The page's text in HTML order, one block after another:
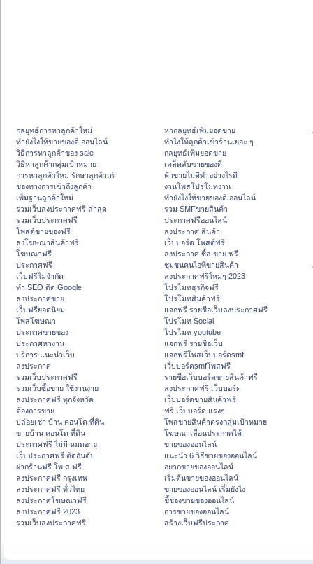
กลยุทธ์การหาลูกค้าใหม่
ทํายังไงให้ขายของดี ออนไลน์
วิธีการหาลูกค้าของ sale
วิธีหาลูกค้ากลุ่มเป้าหมาย
การหาลูกค้าใหม่ รักษาลูกค้าเก่า
ช่องทางการเข้าถึงลูกค้า
เพิ่มฐานลูกค้าใหม่
รวมเว็บลงประกาศฟรี ล่าสุด
รวมเว็บประกาศฟรี
โพสต์ขายของฟรี
ลงโฆษณาสินค้าฟรี
โฆษณาฟรี
ประกาศฟรี
เว็บฟรีไม่จำกัด
ทำ SEO ติด Google
ลงประกาศขาย
เว็บฟรียอดนิยม
โพสโฆษณา
ประกาศขายของ
ประกาศหางาน
บริการ แนะนำเว็บ
ลงประกาศ
รวมเว็บประกาศฟรี
รวมเว็บซื้อขาย ใช้งานง่าย
ลงประกาศฟรี ทุกจังหวัด
ต้องการขาย
ปล่อยเช่า บ้าน คอนโด ที่ดิน
ขายบ้าน คอนโด ที่ดิน
ประกาศฟรี ไม่มี หมดอายุ
เว็บประกาศฟรี ติดอันดับ
ฝากร้านฟรี โพ ส ฟรี
ลงประกาศฟรี กรุงเทพ
ลงประกาศฟรี ทั่วไทย
ลงประกาศโฆษณาฟรี
ลงประกาศฟรี 2023
รวมเว็บลงประกาศฟรี
หากลยุทธ์เพิ่มยอดขาย
ทําไงให้ลูกค้าเข้าร้านเยอะ ๆ
กลยุทธ์เพิ่มยอดขาย
เคล็ดลับขายของดี
ค้าขายไม่ดีทำอย่างไรดี
งานโพสโปรโมทงาน
ทํายังไงให้ขายของดี ออนไลน์
รวม SMFขายสินค้า
ประกาศฟรีออนไลน์
ลงประกาศ สินค้า
เว็บบอร์ด โพสต์ฟรี
ลงประกาศ ซื้อ-ขาย ฟรี
ชุมชนคนไอทีขายสินค้า
ลงประกาศฟรีใหม่ๆ 2023
โปรโมทธุรกิจฟรี
โปรโมทสินค้าฟรี
แจกฟรี รายชื่อเว็บลงประกาศฟรี
โปรโมท Social
โปรโมท youtube
แจกฟรี รายชื่อเว็บ
แจกฟรีโพสเว็บบอร์ดsmf
เว็บบอร์ดsmfโพสฟรี
รายชื่อเว็บบอร์ดขายสินค้าฟรี
ลงประกาศฟรี เว็บบอร์ด
เว็บบอร์ดขายสินค้าฟรี
ฟรี เว็บบอร์ด แรงๆ
โพสขายสินค้าตรงกลุ่มเป้าหมาย
โฆษณาเลื่อนประกาศได้
ขายของออนไลน์
แนะนำ 6 วิธีขายของออนไลน์
อยากขายของออนไลน์
เริ่มต้นขายของออนไลน์
ขายของออนไลน์ เริ่มยังไง
ชี้ช่องขายของออนไลน์
การขายของออนไลน์
สร้างเว็บฟรีประกาศ